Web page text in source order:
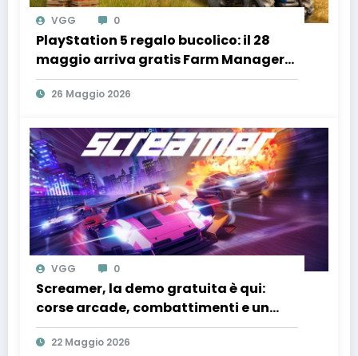
VGG 0
PlayStation 5 regalo bucolico: il 28
maggio arriva gratis Farm Manager
World con il TGTech!
26 Maggio 2026
VGG 0
Screamer, la demo gratuita è qui:
corse arcade, combattimenti e un
mondo distopico anime da provare
subito
22 Maggio 2026